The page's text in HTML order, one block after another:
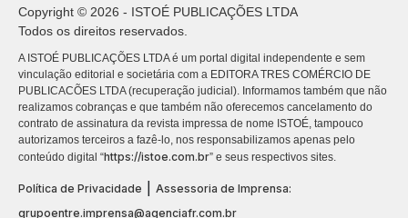
Copyright © 2026 - ISTOÉ PUBLICAÇÕES LTDA
Todos os direitos reservados.
A ISTOÉ PUBLICAÇÕES LTDA é um portal digital independente e sem
vinculação editorial e societária com a EDITORA TRES COMÉRCIO DE
PUBLICACÕES LTDA (recuperação judicial). Informamos também que não
realizamos cobranças e que também não oferecemos cancelamento do
contrato de assinatura da revista impressa de nome ISTOÉ, tampouco
autorizamos terceiros a fazê-lo, nos responsabilizamos apenas pelo
conteúdo digital “https://istoe.com.br” e seus respectivos sites.
Política de Privacidade
Assessoria de Imprensa:
grupoentre.imprensa@agenciafr.com.br